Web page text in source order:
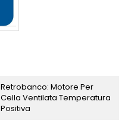
Retrobanco: Motore Per
Cella Ventilata Temperatura
Positiva